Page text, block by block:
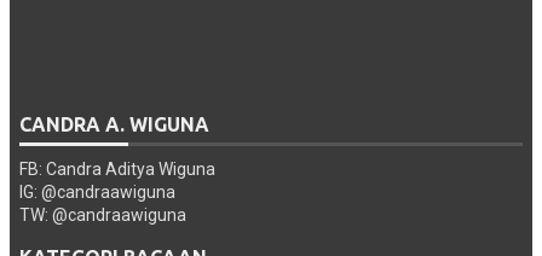
CANDRA A. WIGUNA
FB: Candra Aditya Wiguna
IG: @candraawiguna
TW: @candraawiguna